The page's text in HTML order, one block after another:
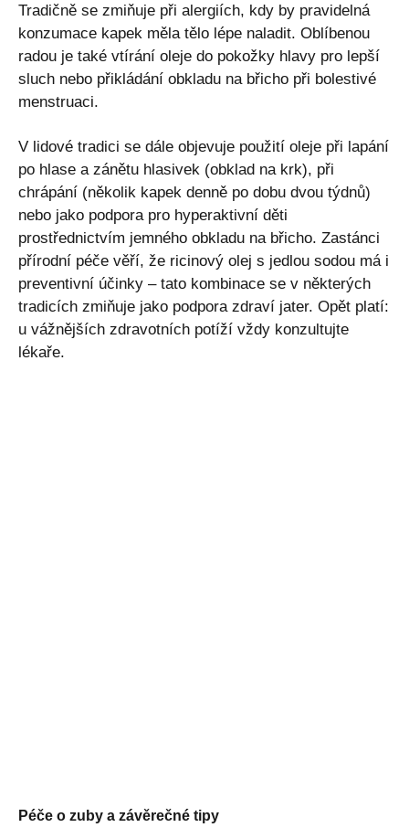
Tradičně se zmiňuje při alergiích, kdy by pravidelná
konzumace kapek měla tělo lépe naladit. Oblíbenou
radou je také vtírání oleje do pokožky hlavy pro lepší
sluch nebo přikládání obkladu na břicho při bolestivé
menstruaci.
V lidové tradici se dále objevuje použití oleje při lapání
po hlase a zánětu hlasivek (obklad na krk), při
chrápání (několik kapek denně po dobu dvou týdnů)
nebo jako podpora pro hyperaktivní děti
prostřednictvím jemného obkladu na břicho. Zastánci
přírodní péče věří, že ricinový olej s jedlou sodou má i
preventivní účinky – tato kombinace se v některých
tradicích zmiňuje jako podpora zdraví jater. Opět platí:
u vážnějších zdravotních potíží vždy konzultujte
lékaře.
Péče o zuby a závěrečné tipy